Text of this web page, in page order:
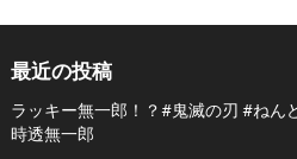
最近の投稿
ラッキー無一郎！？#鬼滅の刃 #ねん
時透無一郎